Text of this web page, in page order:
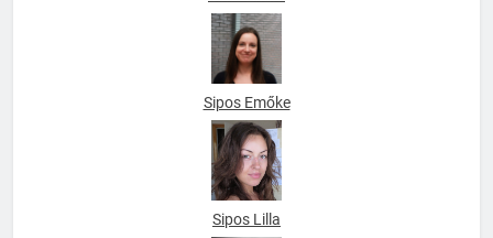
Sipos Emőke
Sipos Lilla